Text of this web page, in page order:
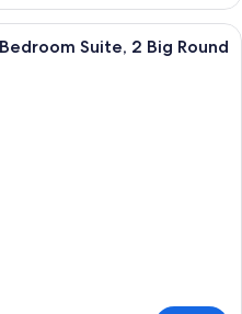
New Millennium Penthouse 2-
Suite, 2 Big Round